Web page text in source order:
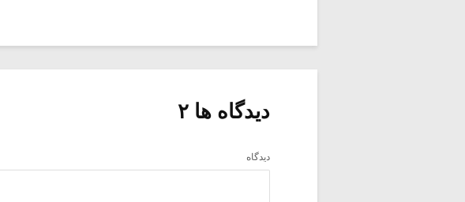
دیدگاه ها ۲
دیدگاه